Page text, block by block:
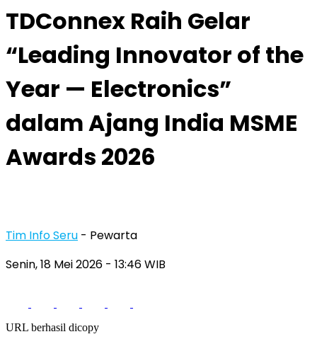
TDConnex Raih Gelar
“Leading Innovator of the
Year — Electronics”
dalam Ajang India MSME
Awards 2026
Tim Info Seru - Pewarta
Senin, 18 Mei 2026 - 13:46 WIB
URL berhasil dicopy